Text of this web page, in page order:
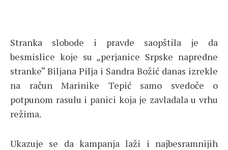
Stranka slobode i pravde saopštila je da
besmislice koje su „perjanice Srpske napredne
stranke“ Biljana Pilja i Sandra Božić danas izrekle
na račun Marinike Tepić samo svedoče o
potpunom rasulu i panici koja je zavladala u vrhu
režima.
Ukazuje se da kampanja laži i najbesramnijih